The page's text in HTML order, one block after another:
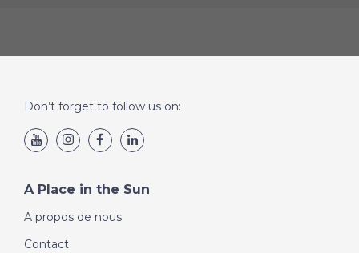
Don’t forget to follow us on:
A Place in the Sun
A propos de nous
Contact